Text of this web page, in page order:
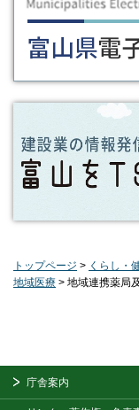
トップページ > くらし・
地域医療 > 地域連携薬局
庁舎案内